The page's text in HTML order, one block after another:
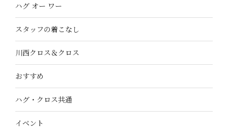
ハグ オー ワー
スタッフの着こなし
川西クロス＆クロス
おすすめ
ハグ・クロス共通
イベント